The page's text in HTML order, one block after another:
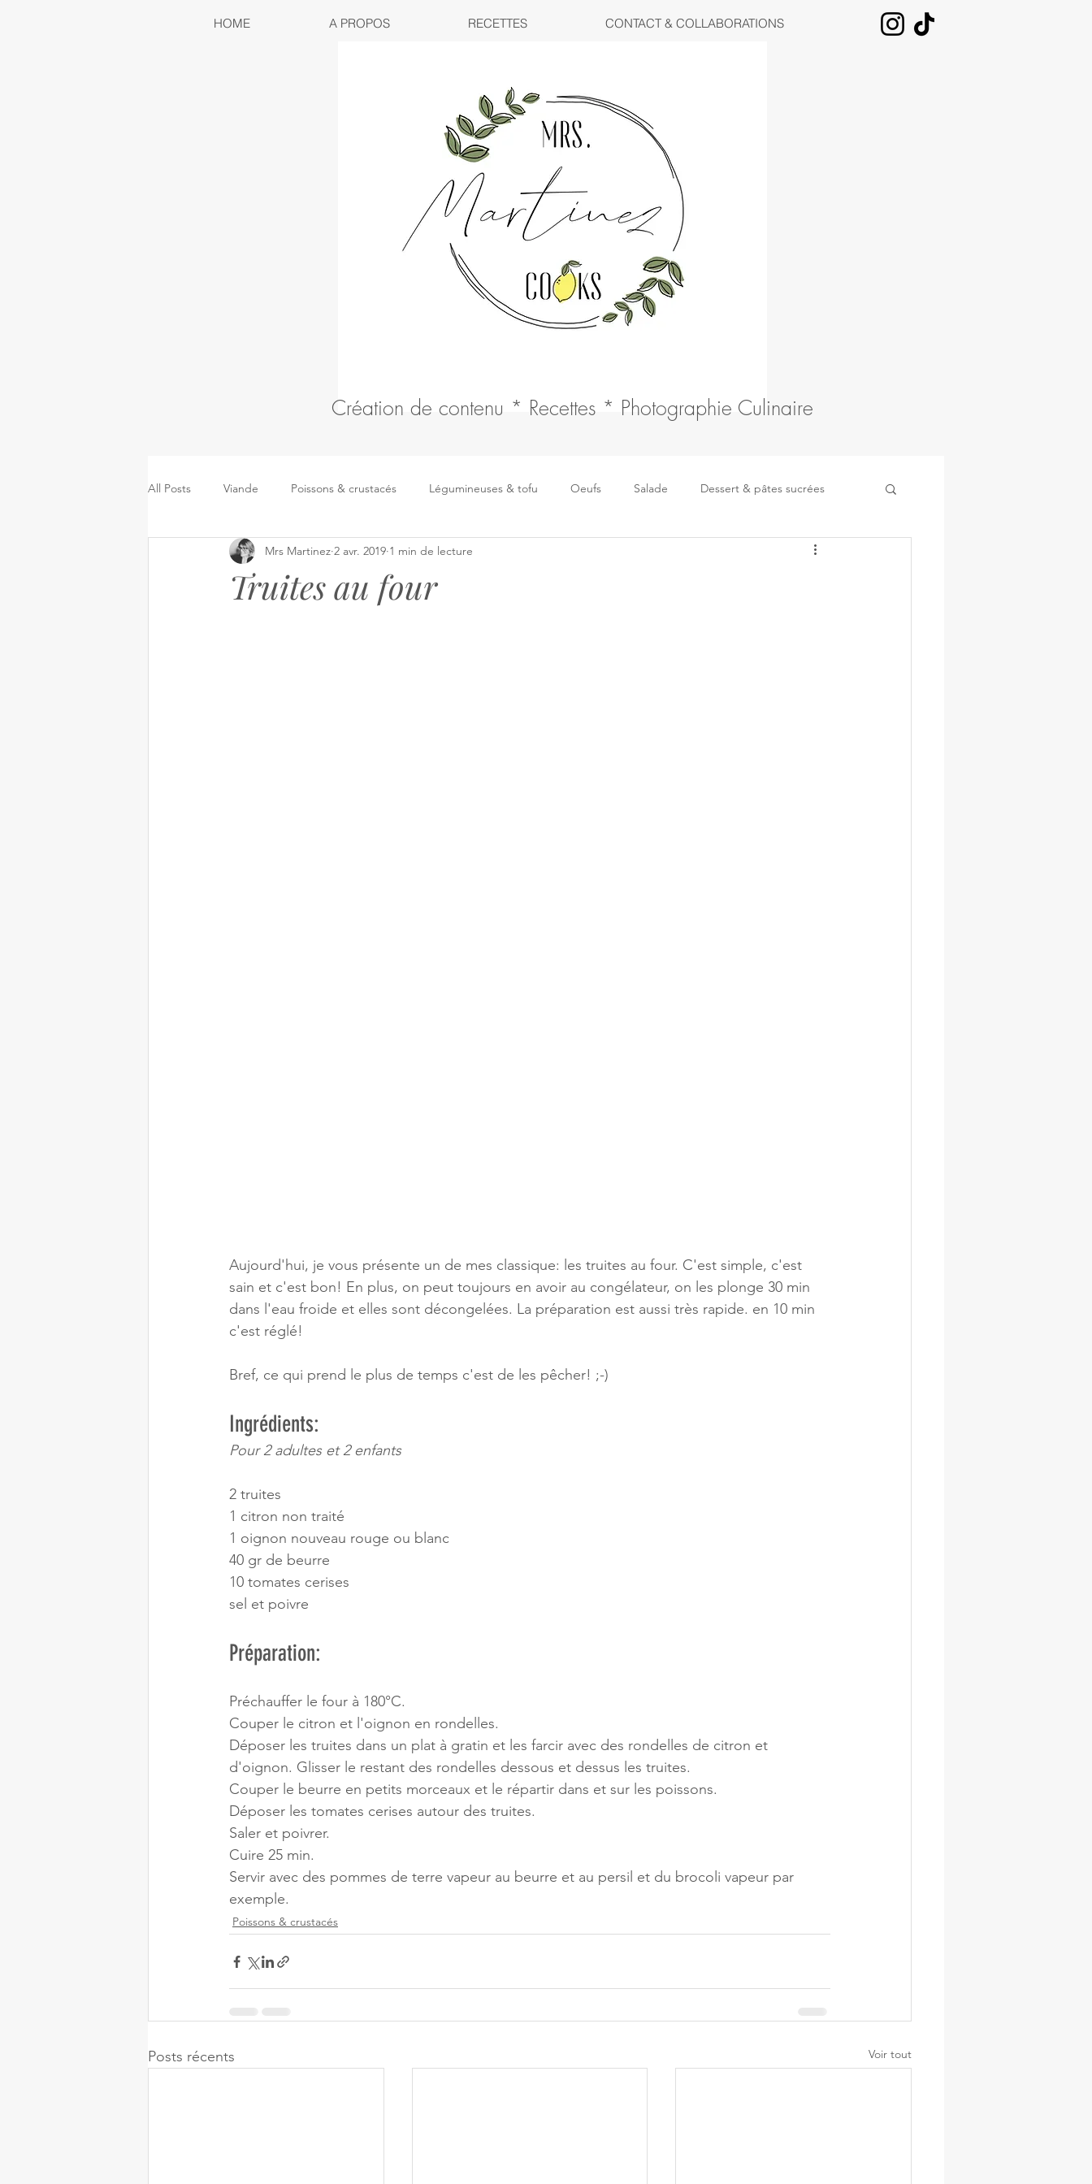
Création de contenu * Recettes * Photographie Culinaire
HOME A PROPOS RECETTES CONTACT & COLLABORATIONS
All Posts Viande Poissons & crustacés Légumineuses & tofu Oeufs Salade Dessert & pâtes sucrées
Pâtes, riz & céréales Kidsmeal Boissons Fromages Légumes
Truites au four
Mrs Martinez 2 avr. 2019 1 min de lecture
Aujourd'hui, je vous présente un de mes classique: les truites au four. C'est simple, c'est
sain et c'est bon! En plus, on peut toujours en avoir au congélateur, on les plonge 30 min
dans l'eau froide et elles sont décongelées. La préparation est aussi très rapide. en 10 min
c'est réglé!
Bref, ce qui prend le plus de temps c'est de les pêcher! ;-)
Ingrédients:
Pour 2 adultes et 2 enfants
2 truites
1 citron non traité
1 oignon nouveau rouge ou blanc
40 gr de beurre
10 tomates cerises
sel et poivre
Préparation:
Préchauffer le four à 180°C.
Couper le citron et l'oignon en rondelles.
Déposer les truites dans un plat à gratin et les farcir avec des rondelles de citron et
d'oignon. Glisser le restant des rondelles dessous et dessus les truites.
Couper le beurre en petits morceaux et le répartir dans et sur les poissons.
Déposer les tomates cerises autour des truites.
Saler et poivrer.
Cuire 25 min.
Servir avec des pommes de terre vapeur au beurre et au persil et du brocoli vapeur par
exemple.
Poissons & crustacés
Posts récents Voir tout